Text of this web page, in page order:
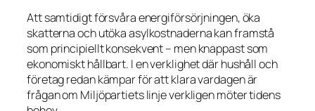
Att samtidigt försvåra energiförsörjningen, öka
skatterna och utöka asylkostnaderna kan framstå
som principiellt konsekvent – men knappast som
ekonomiskt hållbart. I en verklighet där hushåll och
företag redan kämpar för att klara vardagen är
frågan om Miljöpartiets linje verkligen möter tidens